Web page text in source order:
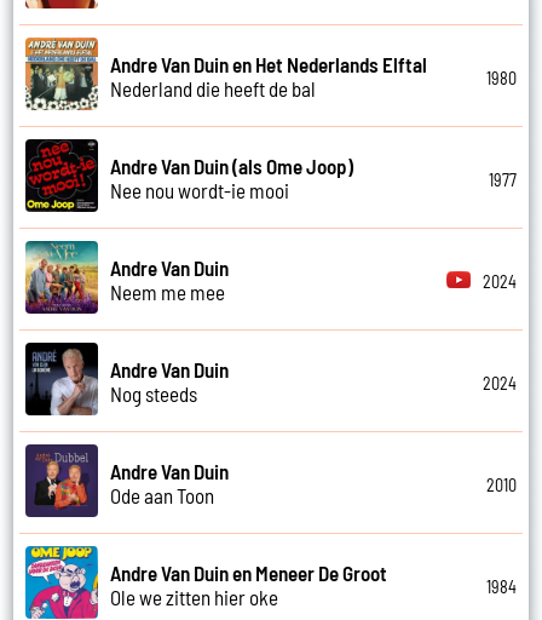
Andre Van Duin en Het Nederlands Elftal
Nederland die heeft de bal
1980
Andre Van Duin (als Ome Joop)
Nee nou wordt-ie mooi
1977
Andre Van Duin
Neem me mee
2024
Andre Van Duin
Nog steeds
2024
Andre Van Duin
Ode aan Toon
2010
Andre Van Duin en Meneer De Groot
Ole we zitten hier oke
1984